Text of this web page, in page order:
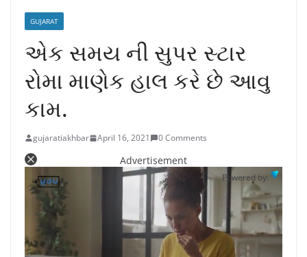
GUJARAT
એક સમય ની સુપર સ્ટાર
રોમા માણેક હાલ કરે છે આવુ
કામ.
gujaratiakhbar April 16, 2021 0 Comments
Advertisement
Powered by: